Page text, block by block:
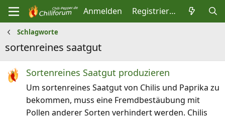
Anmelden Registrieren
Schlagworte
sortenreines saatgut
Sortenreines Saatgut produzieren
Um sortenreines Saatgut von Chilis und Paprika zu
bekommen, muss eine Fremdbestäubung mit
Pollen anderer Sorten verhindert werden. Chilis